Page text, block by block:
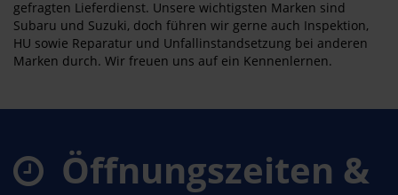
gefragten Lieferdienst. Unsere wichtigsten Marken sind
Subaru und Suzuki, doch führen wir gerne auch Inspektion,
HU sowie Reparatur und Unfallinstandsetzung bei anderen
Marken durch. Wir freuen uns auf ein Kennenlernen.
Öffnungszeiten &